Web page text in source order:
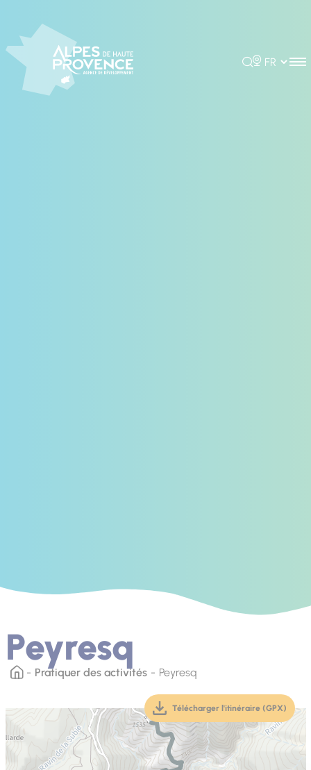
Rechercher
Choisir la
Peyresq
Pratiquer des activités Peyresq
Télécharger l'itinéraire (GPX)
(téléchargement,